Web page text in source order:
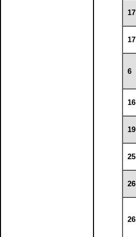
17
17
6
16
19
25
26
26